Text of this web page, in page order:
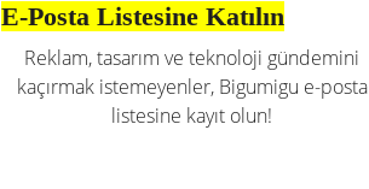
E-Posta Listesine Katılın
Reklam, tasarım ve teknoloji gündemini
kaçırmak istemeyenler, Bigumigu e-posta
listesine kayıt olun!